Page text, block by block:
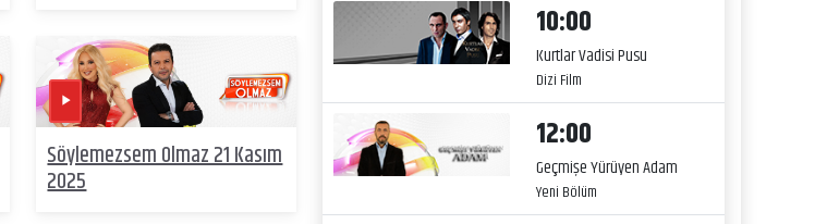
Söylemezsem Olmaz 21 Kasım
2025
10:00
Kurtlar Vadisi Pusu
Dizi Film
12:00
Geçmişe Yürüyen Adam
Yeni Bölüm